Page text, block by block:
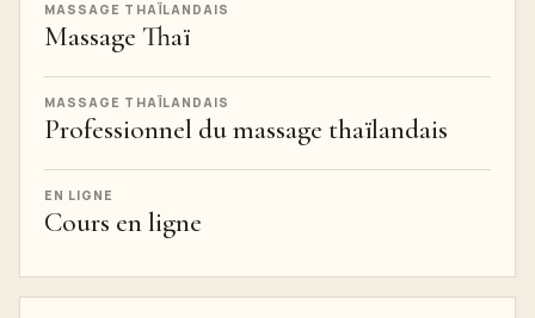
MASSAGE THAÏLANDAIS
Massage Thaï
MASSAGE THAÏLANDAIS
Professionnel du massage thaïlandais
EN LIGNE
Cours en ligne